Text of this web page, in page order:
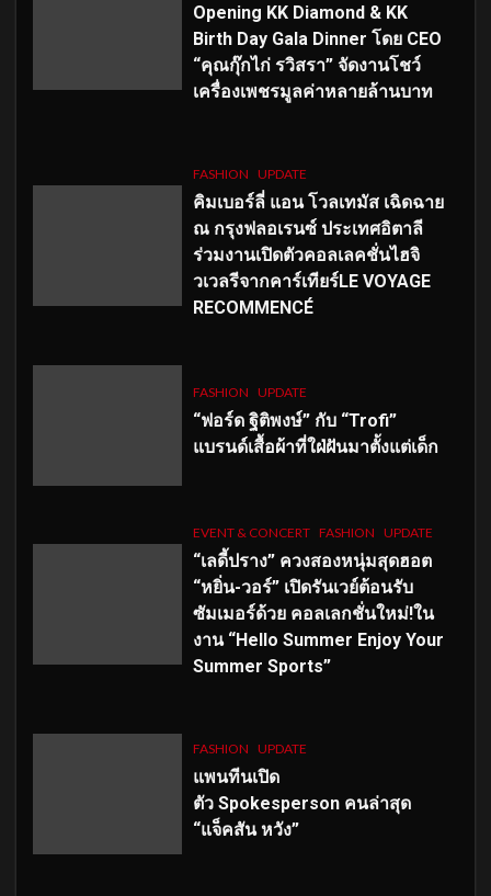
Opening KK Diamond & KK
Birth Day Gala Dinner โดย CEO
“คุณกุ๊กไก่ รวิสรา” จัดงานโชว์
เครื่องเพชรมูลค่าหลายล้านบาท
FASHION UPDATE
คิมเบอร์ลี่ แอน โวลเทมัส เฉิดฉาย
ณ กรุงฟลอเรนซ์ ประเทศอิตาลี
ร่วมงานเปิดตัวคอลเลคชั่นไฮจิ
วเวลรีจากคาร์เทียร์LE VOYAGE
RECOMMENCÉ
FASHION UPDATE
“ฟอร์ด ฐิติพงษ์” กับ “Trofi”
แบรนด์เสื้อผ้าที่ใฝ่ฝันมาตั้งแต่เด็ก
EVENT & CONCERT FASHION UPDATE
“เลดี้ปราง” ควงสองหนุ่มสุดฮอต
“หยิ่น-วอร์” เปิดรันเวย์ต้อนรับ
ซัมเมอร์ด้วย คอลเลกชั่นใหม่!ใน
งาน “Hello Summer Enjoy Your
Summer Sports”
FASHION UPDATE
แพนทีนเปิด
ตัว Spokesperson คนล่าสุด
“แจ็คสัน หวัง”